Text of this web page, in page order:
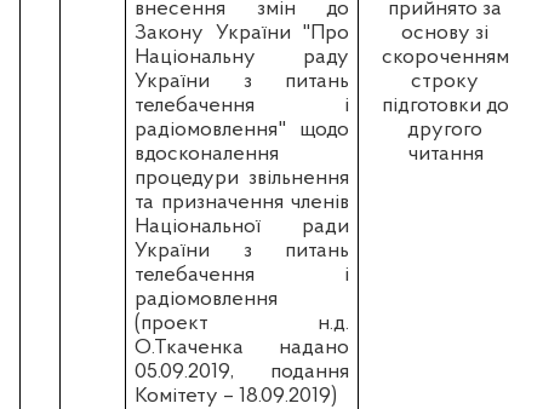
внесення змін до
Закону України "Про
Національну раду
України з питань
телебачення і
радіомовлення" щодо
вдосконалення
процедури звільнення
та призначення членів
Національної ради
України з питань
телебачення і
радіомовлення
(проект н.д.
О.Ткаченка надано
05.09.2019, подання
Комітету – 18.09.2019)
прийнято за
основу зі
скороченням
строку
підготовки до
другого
читання